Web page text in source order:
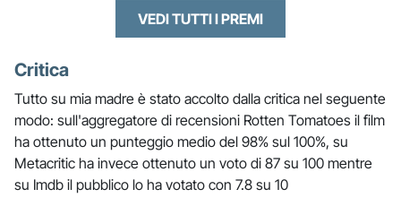
VEDI TUTTI I PREMI
Critica
Tutto su mia madre è stato accolto dalla critica nel seguente
modo: sull'aggregatore di recensioni Rotten Tomatoes il film
ha ottenuto un punteggio medio del 98% sul 100%, su
Metacritic ha invece ottenuto un voto di 87 su 100 mentre
su Imdb il pubblico lo ha votato con 7.8 su 10